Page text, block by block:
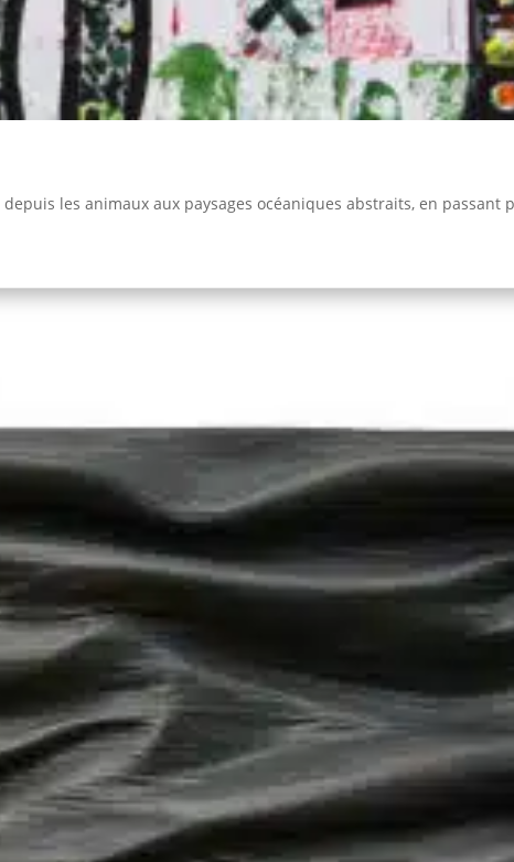
les animaux aux paysages océaniques abstraits, en passant